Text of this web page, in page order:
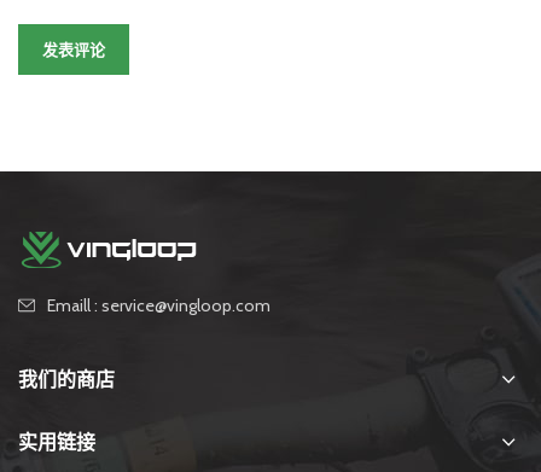
Emaill : service@vingloop.com
我们的商店
实用链接